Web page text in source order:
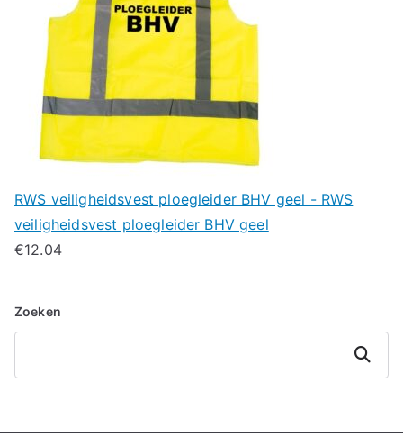
RWS veiligheidsvest ploegleider BHV geel - RWS
veiligheidsvest ploegleider BHV geel
€12.04
Zoeken
Zoeken